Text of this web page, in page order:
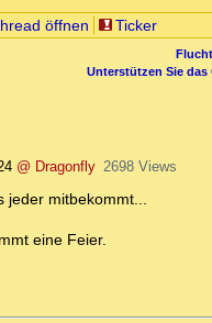
öffnen Ticker
Unterstützen Sie das
@ Dragonfly 2698 Views
jeder mitbekommt...
eine Feier.